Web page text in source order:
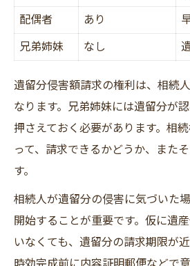
配偶者 あり
兄弟姉妹 なし
遺留分侵害額請求の権利は、相続
なります。兄弟姉妹には遺留分が
押さえておく必要があります。相
って、請求できるかどうか、また
す。
相続人が遺留分の侵害に気づいた
開始することが重要です。仮に遺
いなくても、遺留分の請求期限が